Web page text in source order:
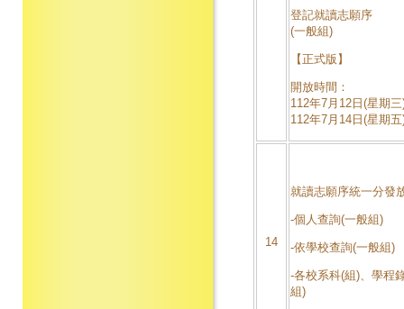
登記就讀志願序
(一般組)
【正式版】
開放時間：
112年7月12日(星期
112年7月14日(星期
14
就讀志願序統一分發
-個人查詢(一般組)
-依學校查詢(一般組)
-各校系科(組)、學程
組)